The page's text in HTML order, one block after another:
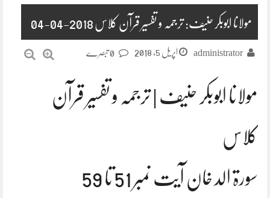
مولانا ابوبکر حنیف: ترجمہ و تفسیر قرآن کلاس 2018-04-04
administrator اپریل 5, 2018
مولانا ابوبکر حنیف | ترجمہ و تفسیر قرآن
کلاس
سورۃ الد خان آیت نمبر 51 تا 59